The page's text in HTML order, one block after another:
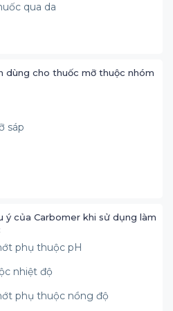
qua da
dùng cho thuốc mỡ thuộc nhóm
sáp
ý của Carbomer khi sử dụng làm
phụ thuộc pH
nhiệt độ
phụ thuộc nồng độ